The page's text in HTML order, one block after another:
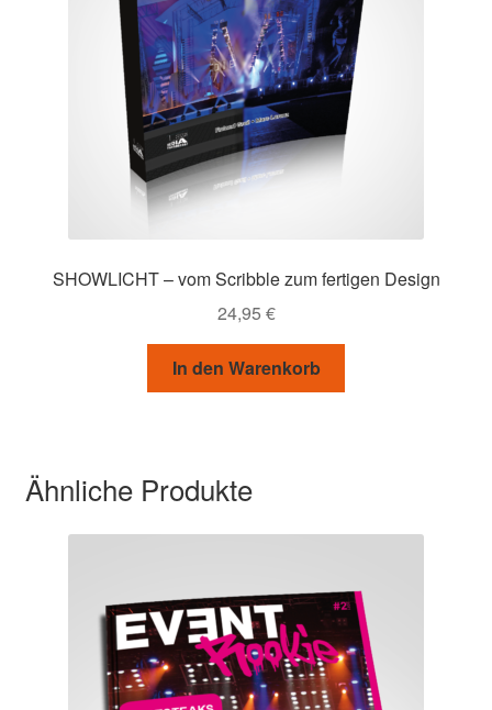
werden
SHOWLICHT – vom Scribble zum fertigen Design
24,95 €
In den Warenkorb
Ähnliche Produkte